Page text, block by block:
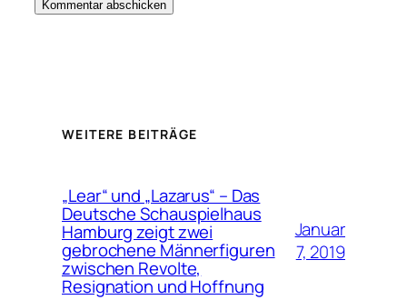
WEITERE BEITRÄGE
„Lear“ und „Lazarus“ – Das
Deutsche Schauspielhaus
Hamburg zeigt zwei
gebrochene Männerfiguren
zwischen Revolte,
Resignation und Hoffnung
Januar
7, 2019